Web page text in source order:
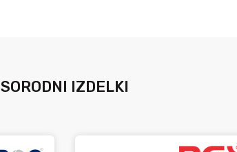
SORODNI IZDELKI